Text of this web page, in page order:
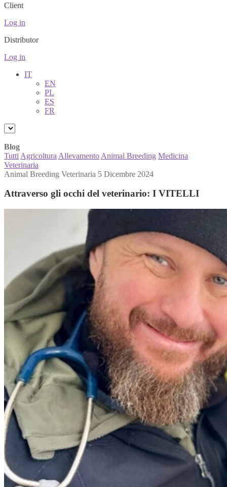
Client
Log in
Distributor
Log in
IT
EN
PL
ES
FR
Blog
Tutti Agricoltura Allevamento Animal Breeding Medicina
Veterinaria
Animal Breeding Veterinaria 5 Dicembre 2024
Attraverso gli occhi del veterinario: I VITELLI